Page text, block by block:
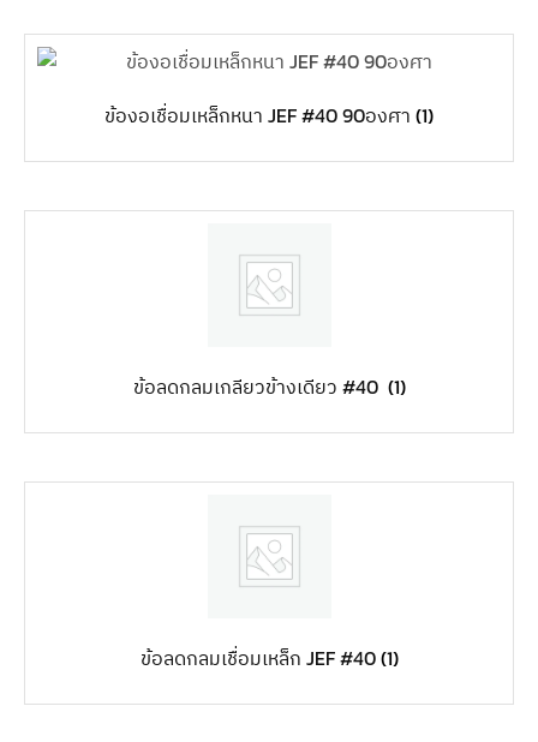
ข้องอเชื่อมเหล็กหนา JEF #40 90องศา (1)
ข้อลดกลมเกลียวข้างเดียว #40 (1)
ข้อลดกลมเชื่อมเหล็ก JEF #40(1)